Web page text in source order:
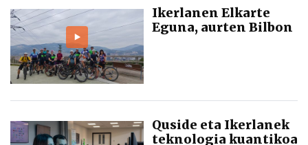
Ikerlanen Elkarte
Eguna, aurten Bilbon
Quside eta Ikerlanek
teknologia kuantikoa